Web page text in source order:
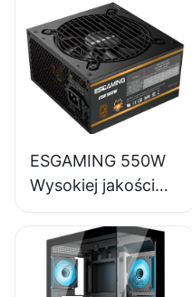
ESGAMING 550W
Wysokiej jakości
zasilacz do
komputerów
stacjonarnych o
sprawności 85%,